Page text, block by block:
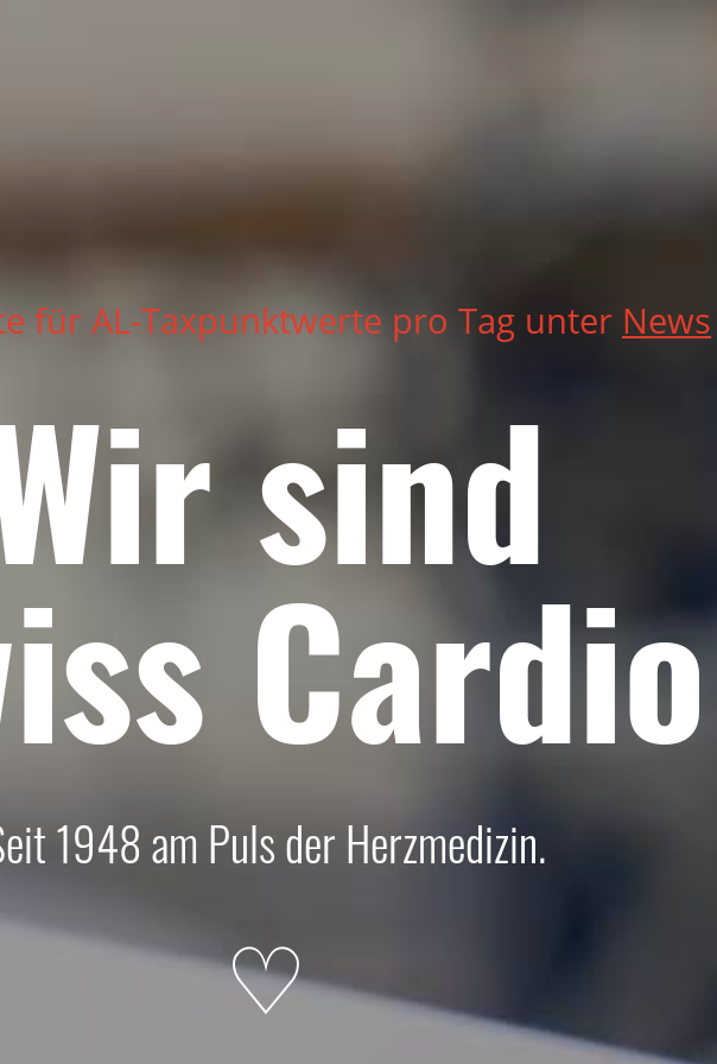
für AL-Taxpunktwerte pro Tag unter News
sind
Cardio
1948 am Puls der Herzmedizin.
♡